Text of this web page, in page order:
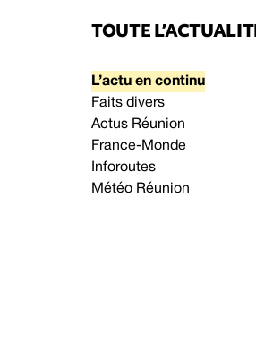
TOUTE
L’actu en continu
Faits divers
Actus Réunion
France-Monde
Inforoutes
Météo Réunion